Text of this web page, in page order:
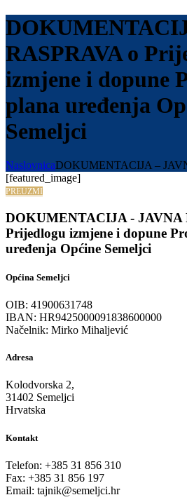
RASPRAVA o
izmjene i dopune
plana uređenja
Semeljci
NaslovnicaDOKUMENTACIJA –
[featured_image]
PREUZMI
DOKUMENTACIJA - JAVNA
Prijedlogu izmjene i dopune
uređenja Općine Semeljci
Općina Semeljci
OIB: 41900631748
IBAN: HR9425000091838600000
Načelnik: Mirko Mihaljević
Adresa
Kolodvorska 2,
31402 Semeljci
Hrvatska
Kontakt
Telefon: +385 31 856 310
Fax: +385 31 856 197
Email: tajnik@semeljci.hr